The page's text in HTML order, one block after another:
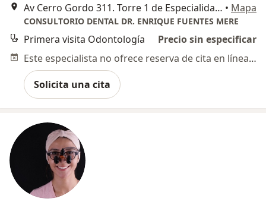
Av Cerro Gordo 311. Torre 1 de Especialidades Piso 5 - 520, León • Mapa
CONSULTORIO DENTAL DR. ENRIQUE FUENTES MERE
Primera visita Odontología
Precio sin especificar
Este especialista no ofrece reserva de cita en línea en esta dirección.
Solicita una cita